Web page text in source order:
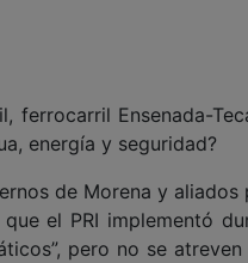
ferrocarril Ensenada-
energía y seguridad?
de Morena y aliados
el PRI implementó
pero no se